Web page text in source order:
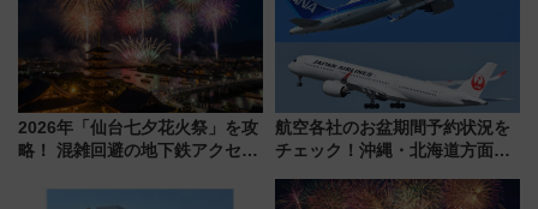
2026年「仙台七夕花火祭」を攻
略！ 混雑回避の地下鉄アクセス
航空各社のお盆期間予約状況を
チェック！沖縄・北海道方面は
日は？